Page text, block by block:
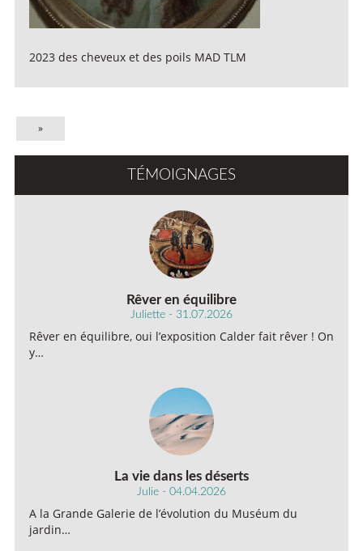
2023 des cheveux et des poils MAD TLM
»
TÉMOIGNAGES
Rêver en équilibre
Juliette - 31.07.2026
Rêver en équilibre, oui l’exposition Calder fait rêver ! On
y…
La vie dans les déserts
Julie - 04.04.2026
A la Grande Galerie de l’évolution du Muséum du
jardin…